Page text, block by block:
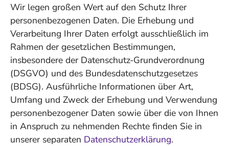
Wir legen großen Wert auf den Schutz Ihrer
personenbezogenen Daten. Die Erhebung und
Verarbeitung Ihrer Daten erfolgt ausschließlich im
Rahmen der gesetzlichen Bestimmungen,
insbesondere der Datenschutz-Grundverordnung
(DSGVO) und des Bundesdatenschutzgesetzes
(BDSG). Ausführliche Informationen über Art,
Umfang und Zweck der Erhebung und Verwendung
personenbezogener Daten sowie über die von Ihnen
in Anspruch zu nehmenden Rechte finden Sie in
unserer separaten Datenschutzerklärung.